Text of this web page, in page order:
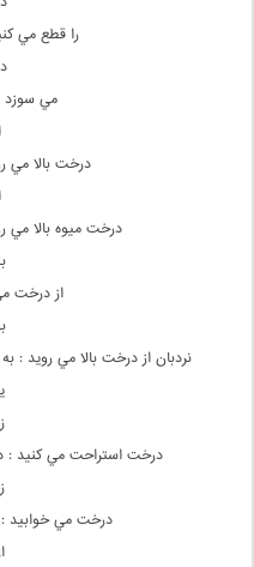
را قطع مي
مي سوزد
درخت بالا
درخت ميوه بالا
از درخت
نردبان از درخت بالا مي رويد
درخت استراحت مي كنيد :
درخت مي خوابيد :